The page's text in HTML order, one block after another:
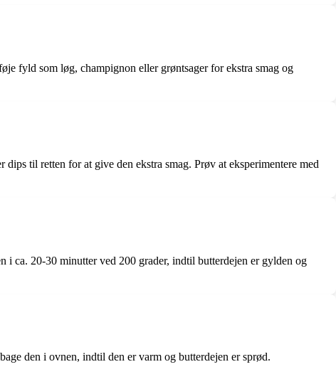
fyld som løg, champignon eller grøntsager for ekstra smag og
til retten for at give den ekstra smag. Prøv at eksperimentere med
i ca. 20-30 minutter ved 200 grader, indtil butterdejen er gylden og
den i ovnen, indtil den er varm og butterdejen er sprød.